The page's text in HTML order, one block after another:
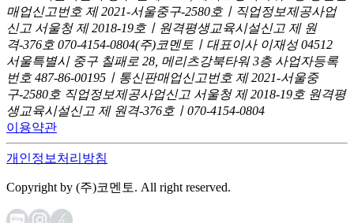
매업신고번호 제 2021-서울중구-2580호ㅣ직업정보제공사업
신고 서울청 제 2018-19호ㅣ원격평생교육시설신고 제 원
격-376호 070-4154-0804(주)코멘토ㅣ대표이사 이재성 04512
서울특별시 중구 칠패로 28, 메리츠강북타워 3층 사업자등록
번호 487-86-00195ㅣ통신판매업신고번호 제 2021-서울중
구-2580호 직업정보제공사업신고 서울청 제 2018-19호 원격평
생교육시설신고 제 원격-376호ㅣ070-4154-0804
이용약관
개인정보처리방침
Copyright by (주)코멘토. All right reserved.